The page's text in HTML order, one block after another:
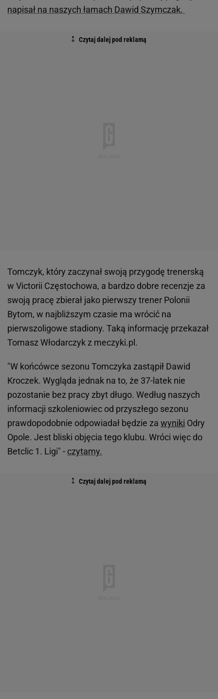
napisał na naszych łamach Dawid Szymczak.
Tomczyk, który zaczynał swoją przygodę trenerską
w Victorii Częstochowa, a bardzo dobre recenzje za
swoją pracę zbierał jako pierwszy trener Polonii
Bytom, w najbliższym czasie ma wrócić na
pierwszoligowe stadiony. Taką informację przekazał
Tomasz Włodarczyk z meczyki.pl.
"W końcówce sezonu Tomczyka zastąpił Dawid
Kroczek. Wygląda jednak na to, że 37-latek nie
pozostanie bez pracy zbyt długo. Według naszych
informacji szkoleniowiec od przyszłego sezonu
prawdopodobnie odpowiadał będzie za wyniki Odry
Opole. Jest bliski objęcia tego klubu. Wróci więc do
Betclic 1. Ligi" - czytamy.